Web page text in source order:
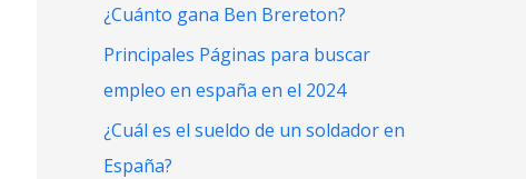
r
¿Cuánto gana Ben Brereton?
Principales Páginas para buscar
empleo en españa en el 2024
¿Cuál es el sueldo de un soldador en
España?